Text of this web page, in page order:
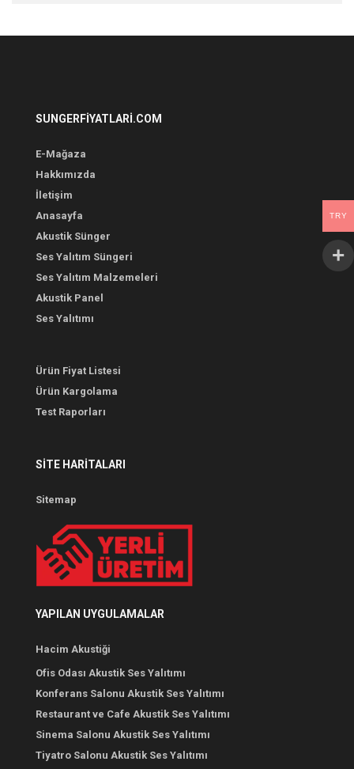
SUNGERFIYATLARI.COM
E-Mağaza
Hakkımızda
İletişim
Anasayfa
Akustik Sünger
Ses Yalıtım Süngeri
Ses Yalıtım Malzemeleri
Akustik Panel
Ses Yalıtımı
Ürün Fiyat Listesi
Ürün Kargolama
Test Raporları
SITE HARITALARI
Sitemap
YAPILAN UYGULAMALAR
Hacim Akustiği
Ofis Odası Akustik Ses Yalıtımı
Konferans Salonu Akustik Ses Yalıtımı
Restaurant ve Cafe Akustik Ses Yalıtımı
Sinema Salonu Akustik Ses Yalıtımı
Tiyatro Salonu Akustik Ses Yalıtımı
TRY